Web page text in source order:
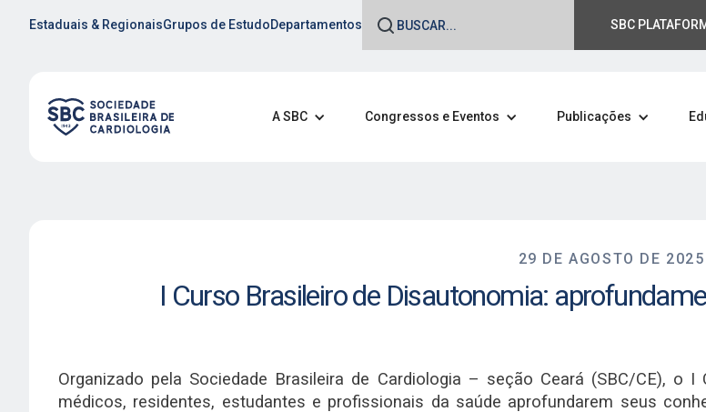
Estaduais & RegionaisGrupos de EstudoDepartamentos SBC
A SBC Congressos e Eventos Publicações
29 DE AGOSTO DE 2025
I Curso Brasileiro de Disautonomia:
Organizado pela Sociedade Brasileira de Cardiologia – seção Ceará (SBC/CE), o
médicos, residentes, estudantes e profissionais da saúde aprofundarem seus